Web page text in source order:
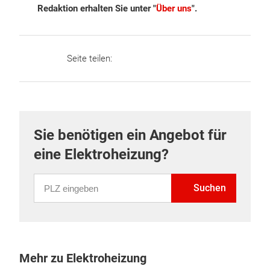
Redaktion erhalten Sie unter "Über uns".
Seite teilen:
Sie benötigen ein Angebot für
eine Elektroheizung?
Suchen
Mehr zu Elektroheizung